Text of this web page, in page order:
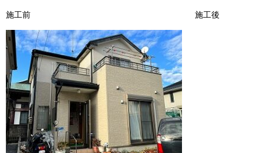
施工前 施工後